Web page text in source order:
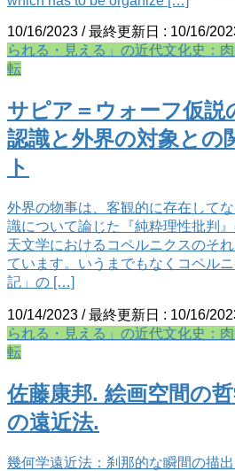
10/16/2023 / 最終更新日 : 10/16/
られる・見える」の近代文化史：
転
サピア＝ウォーフ仮説
認識と外界の対象と
ト
外界の物事は、客観的に存在して
識について論じた『純粋理性批判
天文学におけるコペルニクスのそ
ています。いうまでもなくコペル
記」の […]
10/14/2023 / 最終更新日 : 10/16/
られる・見える」の近代文化史：
転
佐藤康邦. 絵画空間の
の遠近法.
幾何学遠近法：刹那的な瞬間の描